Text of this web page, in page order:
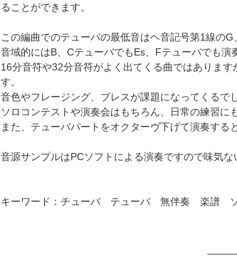
ることができます。
この編曲でのテューバの最低音はヘ音記号第1線のG
音域的にはB、CテューバでもEs、Fテューバでも演
16分音符や32分音符がよく出てくる曲ではありま
す。
音色やフレージング、ブレスが課題になってくるで
ソロコンテストや演奏会はもちろん、日常の練習に
また、テューバパートをオクターヴ下げて演奏する
音源サンプルはPCソフトによる演奏ですので味気
キーワード：チューバ テューバ 無伴奏 楽譜